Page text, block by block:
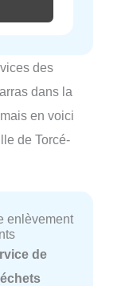
des
dans la
en voici
de Torcé-
enlèvement
de